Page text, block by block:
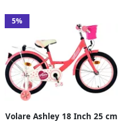
5%
Volare Ashley 18 Inch 25 cm